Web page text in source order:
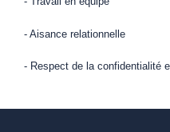
- Aisance relationnelle
- Respect de la confidentialité